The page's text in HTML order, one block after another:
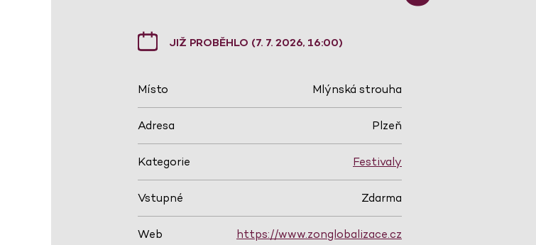
JIŽ PROBĚHLO (7. 7. 2026, 16:00)
Místo Mlýnská strouha
Adresa Plzeň
Kategorie Festivaly
Vstupné Zdarma
Web https://www.zonglobalizace.cz